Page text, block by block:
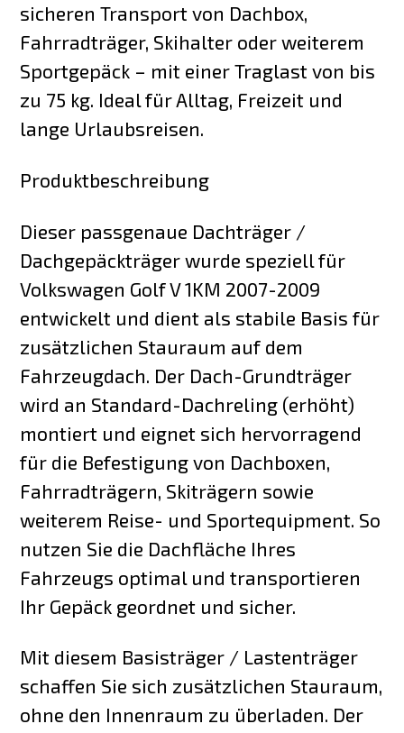
sicheren Transport von Dachbox,
Fahrradträger, Skihalter oder weiterem
Sportgepäck – mit einer Traglast von bis
zu 75 kg. Ideal für Alltag, Freizeit und
lange Urlaubsreisen.
Produktbeschreibung
Dieser passgenaue Dachträger /
Dachgepäckträger wurde speziell für
Volkswagen Golf V 1KM 2007-2009
entwickelt und dient als stabile Basis für
zusätzlichen Stauraum auf dem
Fahrzeugdach. Der Dach-Grundträger
wird an Standard-Dachreling (erhöht)
montiert und eignet sich hervorragend
für die Befestigung von Dachboxen,
Fahrradträgern, Skiträgern sowie
weiterem Reise- und Sportequipment. So
nutzen Sie die Dachfläche Ihres
Fahrzeugs optimal und transportieren
Ihr Gepäck geordnet und sicher.
Mit diesem Basisträger / Lastenträger
schaffen Sie sich zusätzlichen Stauraum,
ohne den Innenraum zu überladen. Der